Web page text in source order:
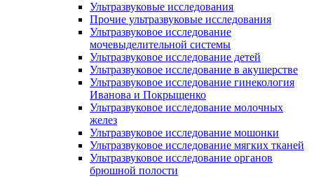
Ультразвуковые исследования
Прочие ультразвуковые исследования
Ультразвуковое исследование
мочевыделительной системы
Ультразвуковое исследование детей
Ультразвуковое исследование в акушерстве
Ультразвуковое исследование гинекология
Иванова и Покрыщенко
Ультразвуковое исследование молочных
желез
Ультразвуковое исследование мошонки
Ультразвуковое исследование мягких тканей
Ультразвуковое исследование органов
брюшной полости